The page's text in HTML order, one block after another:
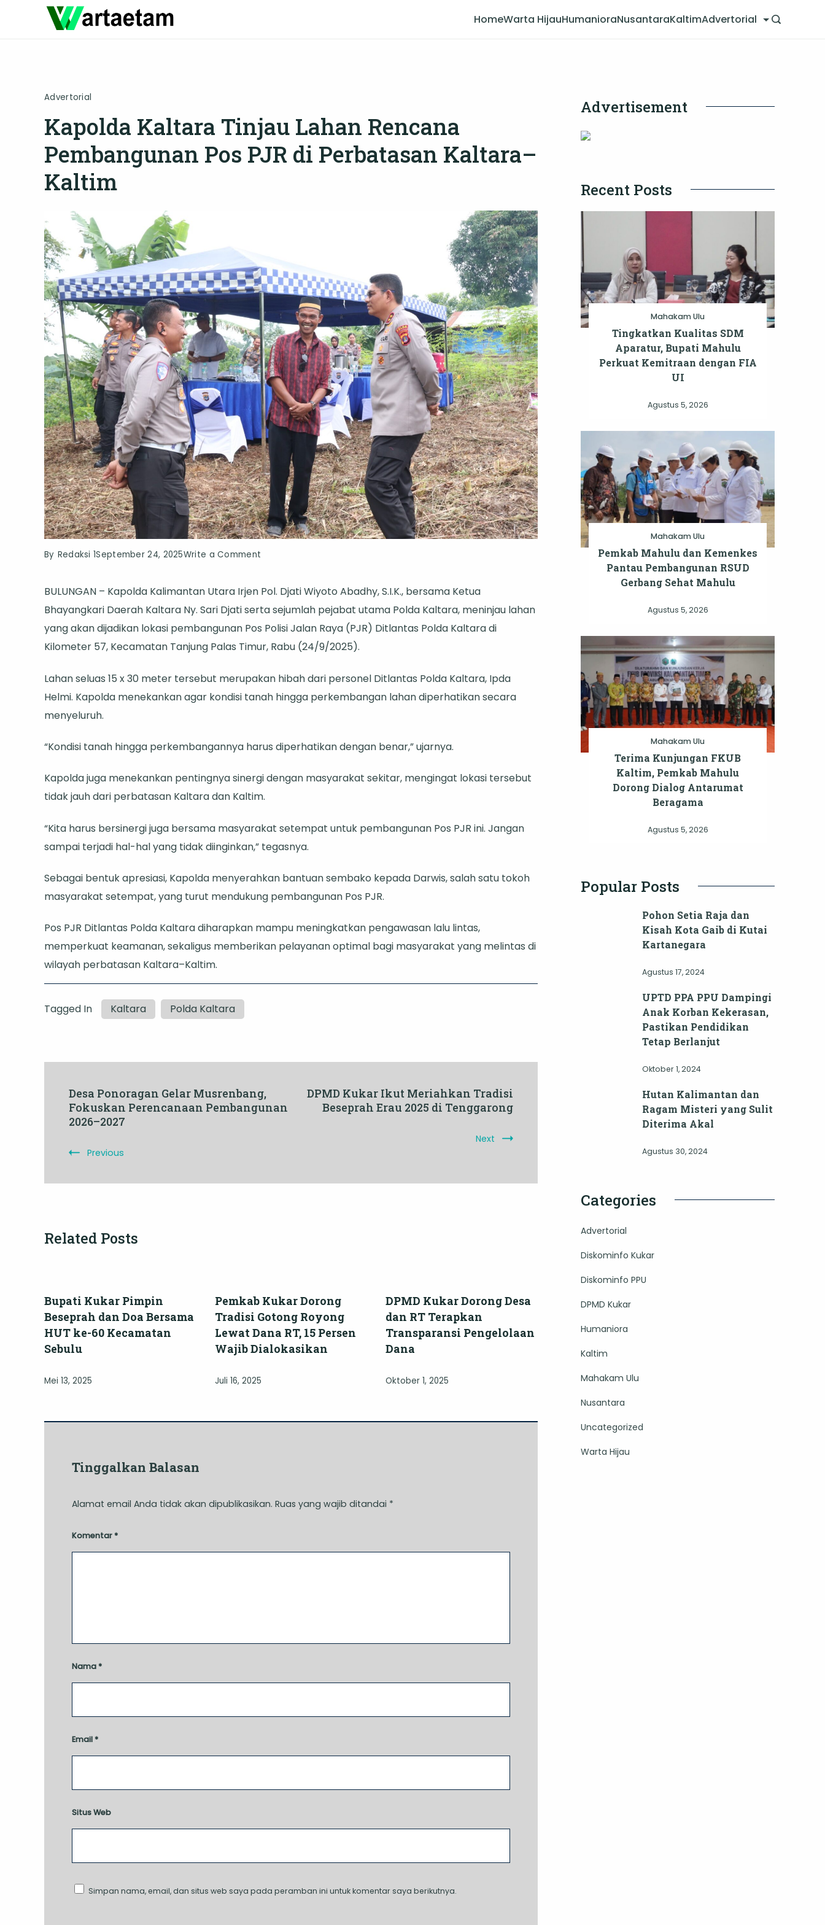
HomeWarta HijauHumanioraNusantaraKaltimAdvertorial
Advertorial
Kapolda Kaltara Tinjau Lahan Rencana
Pembangunan Pos PJR di Perbatasan Kaltara–
Kaltim
By Redaksi 1September 24, 2025Write a Comment
Kaltara
Tinjau
Lahan
Rencana
Pos
PJR
Kaltim
BULUNGAN – Kapolda Kalimantan Utara Irjen Pol. Djati Wiyoto Abadhy, S.I.K., bersama Ketua
Bhayangkari Daerah Kaltara Ny. Sari Djati serta sejumlah pejabat utama Polda Kaltara, meninjau lahan
yang akan dijadikan lokasi pembangunan Pos Polisi Jalan Raya (PJR) Ditlantas Polda Kaltara di
Kilometer 57, Kecamatan Tanjung Palas Timur, Rabu (24/9/2025).
Lahan seluas 15 x 30 meter tersebut merupakan hibah dari personel Ditlantas Polda Kaltara, Ipda
Helmi. Kapolda menekankan agar kondisi tanah hingga perkembangan lahan diperhatikan secara
menyeluruh.
“Kondisi tanah hingga perkembangannya harus diperhatikan dengan benar,” ujarnya.
Kapolda juga menekankan pentingnya sinergi dengan masyarakat sekitar, mengingat lokasi tersebut
tidak jauh dari perbatasan Kaltara dan Kaltim.
“Kita harus bersinergi juga bersama masyarakat setempat untuk pembangunan Pos PJR ini. Jangan
sampai terjadi hal-hal yang tidak diinginkan,” tegasnya.
Sebagai bentuk apresiasi, Kapolda menyerahkan bantuan sembako kepada Darwis, salah satu tokoh
masyarakat setempat, yang turut mendukung pembangunan Pos PJR.
Pos PJR Ditlantas Polda Kaltara diharapkan mampu meningkatkan pengawasan lalu lintas,
memperkuat keamanan, sekaligus memberikan pelayanan optimal bagi masyarakat yang melintas di
wilayah perbatasan Kaltara–Kaltim.
Tagged In Kaltara Polda Kaltara
Post
Navigation
Desa Ponoragan Gelar Musrenbang,
Fokuskan Perencanaan Pembangunan
2026–2027
Previous
DPMD Kukar Ikut Meriahkan Tradisi
Beseprah Erau 2025 di Tenggarong
Next
Related Posts
Bupati Kukar Pimpin
Beseprah dan Doa Bersama
HUT ke-60 Kecamatan
Sebulu
Mei 13, 2025
Pemkab Kukar Dorong
Tradisi Gotong Royong
Lewat Dana RT, 15 Persen
Wajib Dialokasikan
Juli 16, 2025
DPMD Kukar Dorong Desa
dan RT Terapkan
Transparansi Pengelolaan
Dana
Oktober 1, 2025
Tinggalkan Balasan
Alamat email Anda tidak akan dipublikasikan. Ruas yang wajib ditandai *
Komentar *
Nama *
Email *
Situs Web
Simpan nama, email, dan situs web saya pada peramban ini untuk komentar saya berikutnya.
Advertisement
Recent Posts
Mahakam Ulu
Tingkatkan Kualitas SDM
Aparatur, Bupati Mahulu
Perkuat Kemitraan dengan FIA
UI
Agustus 5, 2026
Mahakam Ulu
Pemkab Mahulu dan Kemenkes
Pantau Pembangunan RSUD
Gerbang Sehat Mahulu
Agustus 5, 2026
Mahakam Ulu
Terima Kunjungan FKUB
Kaltim, Pemkab Mahulu
Dorong Dialog Antarumat
Beragama
Agustus 5, 2026
Popular Posts
Pohon Setia Raja dan
Kisah Kota Gaib di Kutai
Kartanegara
Agustus 17, 2024
UPTD PPA PPU Dampingi
Anak Korban Kekerasan,
Pastikan Pendidikan
Tetap Berlanjut
Oktober 1, 2024
Hutan Kalimantan dan
Ragam Misteri yang Sulit
Diterima Akal
Agustus 30, 2024
Categories
Advertorial
Diskominfo Kukar
Diskominfo PPU
DPMD Kukar
Humaniora
Kaltim
Mahakam Ulu
Nusantara
Uncategorized
Warta Hijau